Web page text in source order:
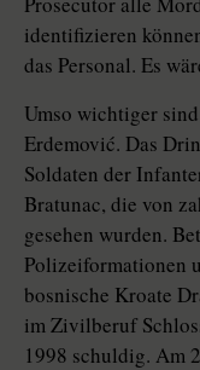
identifizieren
das Personal. Es
Umso wichtiger
Erdemović. Das
Soldaten der
Bratunac, die von
gesehen wurden.
Polizeiformationen
bosnische Kroate
im Zivilberuf
1998 schuldig. Am